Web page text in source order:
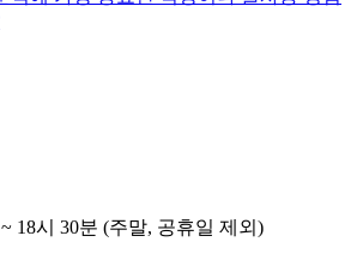
18시 30분 (주말, 공휴일 제외)